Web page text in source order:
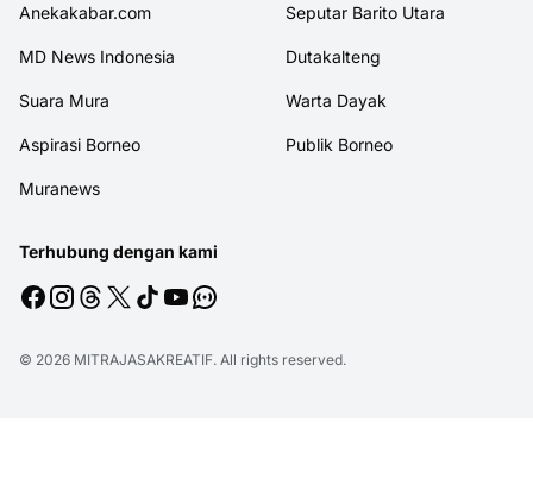
Anekakabar.com Seputar Barito Utara
MD News Indonesia Dutakalteng
Suara Mura Warta Dayak
Aspirasi Borneo Publik Borneo
Muranews
Terhubung dengan kami
© 2026 MITRAJASAKREATIF. All rights reserved.